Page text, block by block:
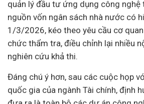
quản lý đầu tư ứng dụng công
nguồn vốn ngân sách nhà nước có
1/3/2026, kéo theo yêu cầu cơ
chức thẩm tra, điều chỉnh lại nhiều
nghiên cứu khả thi.
Đáng chú ý hơn, sau các cuộc họp
quốc gia của ngành Tài chính, định